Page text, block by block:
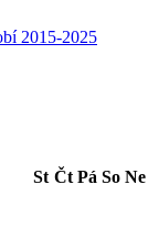
2015-2025
St Čt Pá So Ne